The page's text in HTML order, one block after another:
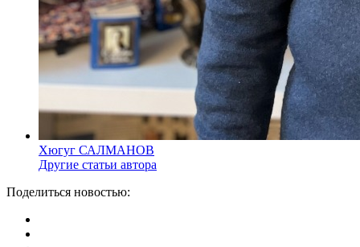
Хюгуг САЛМАНОВ
Другие статьи автора
Поделиться новостью: